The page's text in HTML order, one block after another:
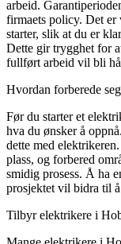
arbeid.
firmaets policy. Det
starter, slik at du er
Dette gir trygghet for
fullført arbeid vil bli
Hvordan forberede
Før du starter et
hva du ønsker å
dette med
plass, og forbered
smidig prosess. Å ha
prosjektet vil bidra til
Tilbyr elektrikere i